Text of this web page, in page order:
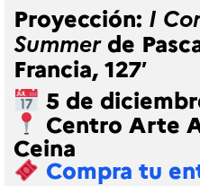
Proyección: I
Summerde
Francia, 127′
5 de
Centro Arte
Ceina
Compra tu